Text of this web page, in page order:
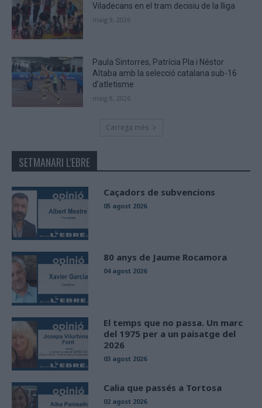
Viladecans en el tram decisiu de la lliga
maig 9, 2026
Paula Sintorres, Patrícia Pla i Néstor
Altaba amb la selecció catalana sub-16
d’atletisme
maig 8, 2026
Carrega més
SETMANARI L'EBRE
Caçadors de subvencions
05 agost 2026
80 anys de Jaume Rocamora
04 agost 2026
El temps que no passa. Un marc
del 1975 per a un paisatge del
2026
03 agost 2026
Calia que passés a Tortosa
02 agost 2026